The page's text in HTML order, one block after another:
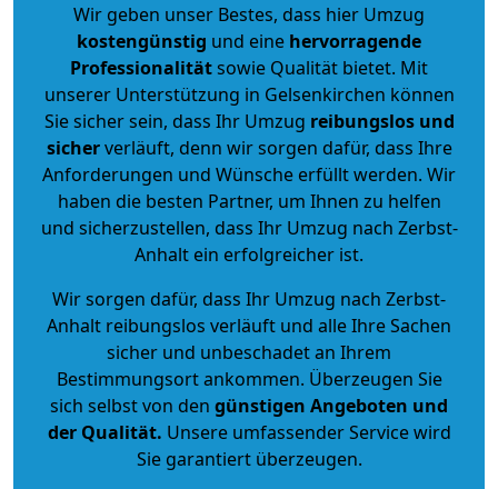
Wir geben unser Bestes, dass hier Umzug
kostengünstig und eine hervorragende
Professionalitätsowie Qualität bietet. Mit
unserer Unterstützung in Gelsenkirchen können
Sie sicher sein, dass Ihr Umzug reibungslos und
sicherverläuft, denn wir sorgen dafür, dass Ihre
Anforderungen und Wünsche erfüllt werden. Wir
haben die besten Partner, um Ihnen zu helfen
und sicherzustellen, dass Ihr Umzug nach Zerbst-
Anhalt ein erfolgreicher ist.
Wir sorgen dafür, dass Ihr Umzug nach Zerbst-
Anhalt reibungslos verläuft und alle Ihre Sachen
sicher und unbeschadet an Ihrem
Bestimmungsort ankommen. Überzeugen Sie
sich selbst von den günstigen Angeboten und
der Qualität. Unsere umfassender Service wird
Sie garantiert überzeugen.